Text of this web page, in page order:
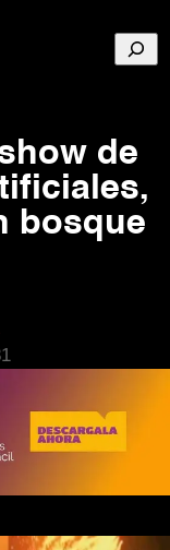
de
bosque